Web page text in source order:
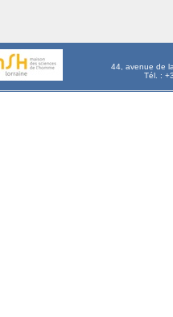
44, avenue de
Tél. :